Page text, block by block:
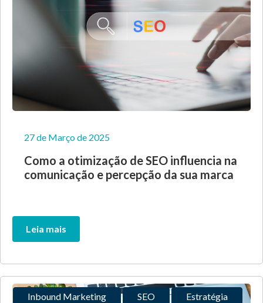
27 de Março de 2025
Como a otimização de SEO influencia na
comunicação e percepção da sua marca
Leia mais
Inbound Marketing SEO Estratégia